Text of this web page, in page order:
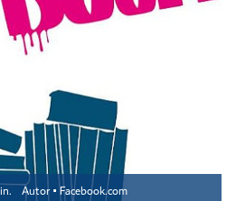
Autor ▪ Facebook.com